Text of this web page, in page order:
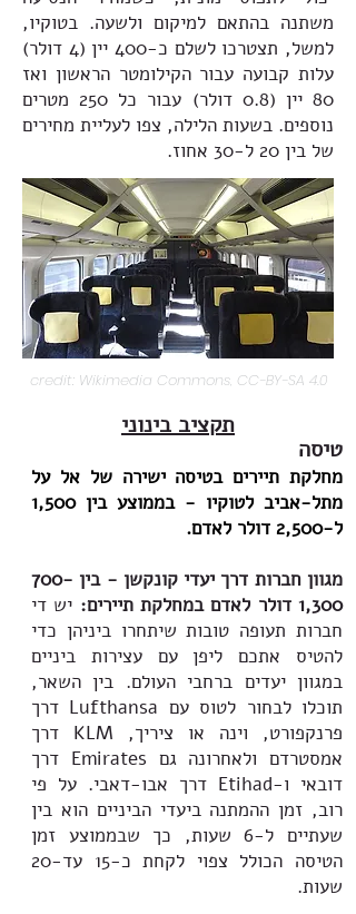
משתנה בהתאם למיקום ולשעה. בטוקיו,
למשל, תצטרכו לשלם כ-400 יין (4 דולר)
עלות קבועה עבור הקילומטר הראשון ואז
80 יין (0.8 דולר) עבור כל 250 מטרים
נוספים. בשעות הלילה, צפו לעליית מחירים
של בין 20 ל-30 אחוז.
credit: Wikimedia Commons, CC-BY-SA 4.0
תקציב בינוני
טיסה
מחלקת תיירים בטיסה ישירה של אל על
מתל-אביב לטוקיו - בממוצע בין 1,500
ל-2,500 דולר לאדם.
מגוון חברות דרך יעדי קונקשן - בין 700-
1,300 דולר לאדם במחלקת תיירים:
יש די
חברות תעופה טובות שיתחרו ביניהן כדי
להטיס אתכם ליפן עם עצירות ביניים
במגוון יעדים ברחבי העולם. בין השאר,
תוכלו לבחור לטוס עם Lufthansa דרך
פרנקפורט, וינה או ציריך, KLM
דרך
אמסטרדם ולאחרונה גם Emirates דרך
דובאי ו-Etihad דרך אבו-דאבי. על פי
רוב, זמן ההמתנה ביעדי הביניים הוא בין
שעתיים ל-6 שעות, כך שבממוצע זמן
הטיסה הכולל צפוי לקחת כ-15 עד-20
שעות.